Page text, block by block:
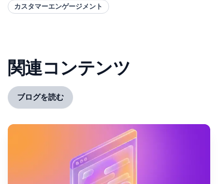
カスタマーエンゲージメント
関連コンテンツ
ブログを読む